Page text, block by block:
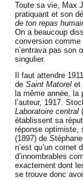
Toute sa vie, Max
pratiquant et son
de ton repas
On a beaucoup
conversion
n’entrava pas son
singulier.
Il faut attendre
deSaint Matorel et
la même année, la
l’auteur, 1917.
Laboratoire central
établissent sa
réponse optimiste,
(1897) de
n’est qu’un cornet
d’innombrables
exactement dont
se trouve donc